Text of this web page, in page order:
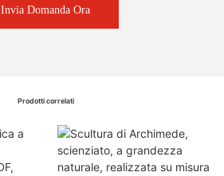
Invia Domanda Ora
Prodotti correlati